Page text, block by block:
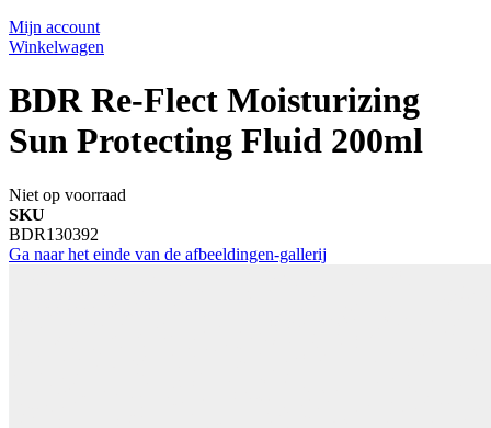
Mijn account
Winkelwagen
BDR Re-Flect Moisturizing
Sun Protecting Fluid 200ml
Niet op voorraad
SKU
BDR130392
Ga naar het einde van de afbeeldingen-gallerij